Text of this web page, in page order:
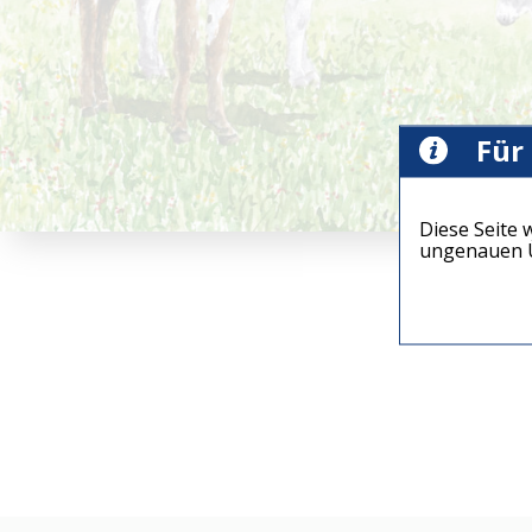
Diese Seite
ungenauen